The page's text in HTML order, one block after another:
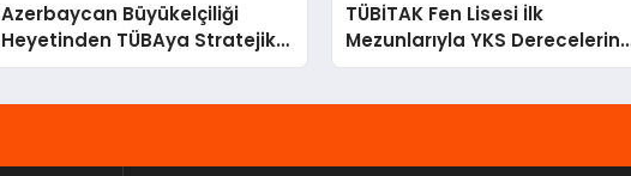
Azerbaycan Büyükelçiliği
Heyetinden TÜBAya Stratejik
Ziyaret
TÜBİTAK Fen Lisesi İlk
Mezunlarıyla YKS
Damga Vurdu